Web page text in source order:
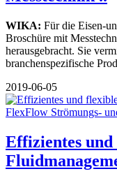
WIKA: Für die Eisen-
Broschüre mit
herausgebracht. Sie
branchenspezifische
2019-06-05
Effizientes